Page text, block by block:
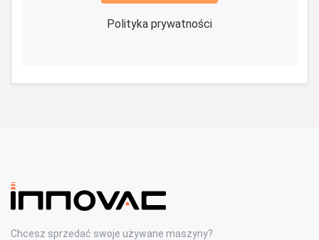
Polityka prywatności
Chcesz sprzedać swoje używane maszyny?